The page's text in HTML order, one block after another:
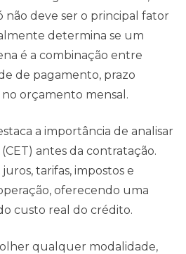
não deve ser o principal fator
determina se um
é a combinação entre
de pagamento, prazo
orçamento mensal.
a importância de analisar
antes da contratação.
tarifas, impostos e
oferecendo uma
custo real do crédito.
qualquer modalidade,